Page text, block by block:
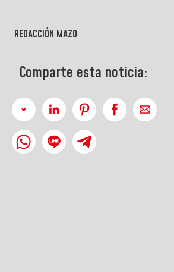
REDACCIÓN MAZO
Comparte esta noticia: